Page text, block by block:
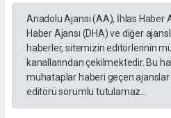
Anadolu Ajansı (AA), İhlas Haber
Haber Ajansı (DHA) ve diğer
haberler, sitemizin editörlerinin
kanallarından çekilmektedir. Bu
muhataplar haberi geçen
editörü sorumlu tutulamaz...